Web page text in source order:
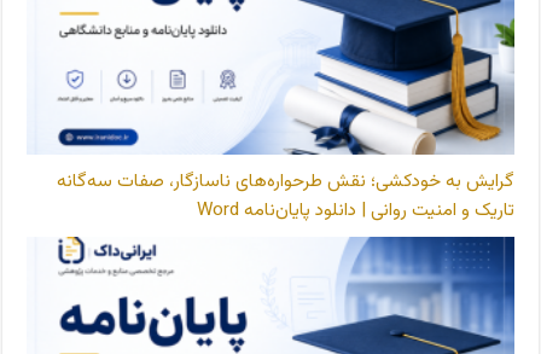
گرایش به خودکشی؛ نقش طرحواره‌های ناسازگار، صفات سه‌گانه
تاریک و امنیت روانی | دانلود پایان‌نامه Word